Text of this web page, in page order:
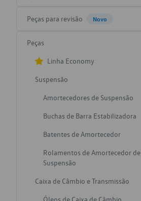
Peças para revisão Novo
Peças
Linha Economy
Suspensão
Amortecedores de Suspensão
Buchas de Barra Estabilizadora
Batentes de Amortecedor
Rolamentos de Amortecedor de
Suspensão
Caixa de Câmbio e Transmissão